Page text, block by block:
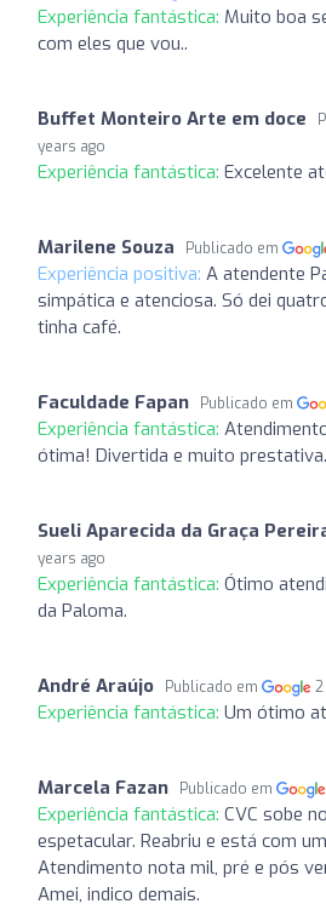
Experiência fantástica: Muito boa
com eles que vou..
Buffet Monteiro Arte em doce
years ago
Experiência fantástica: Excelente
Marilene Souza Publicado em
Experiência positiva: A atendente
simpática e atenciosa. Só dei
tinha café.
Faculdade Fapan Publicado em
Experiência fantástica:
ótima! Divertida e muito prestativa.
Sueli Aparecida da Graça
years ago
Experiência fantástica: Ótimo
da Paloma.
André Araújo Publicado em
Experiência fantástica: Um ótimo
Marcela Fazan Publicado em
Experiência fantástica: CVC sobe
espetacular. Reabriu e está com
Atendimento nota mil, pré e pós
Amei, indico demais.